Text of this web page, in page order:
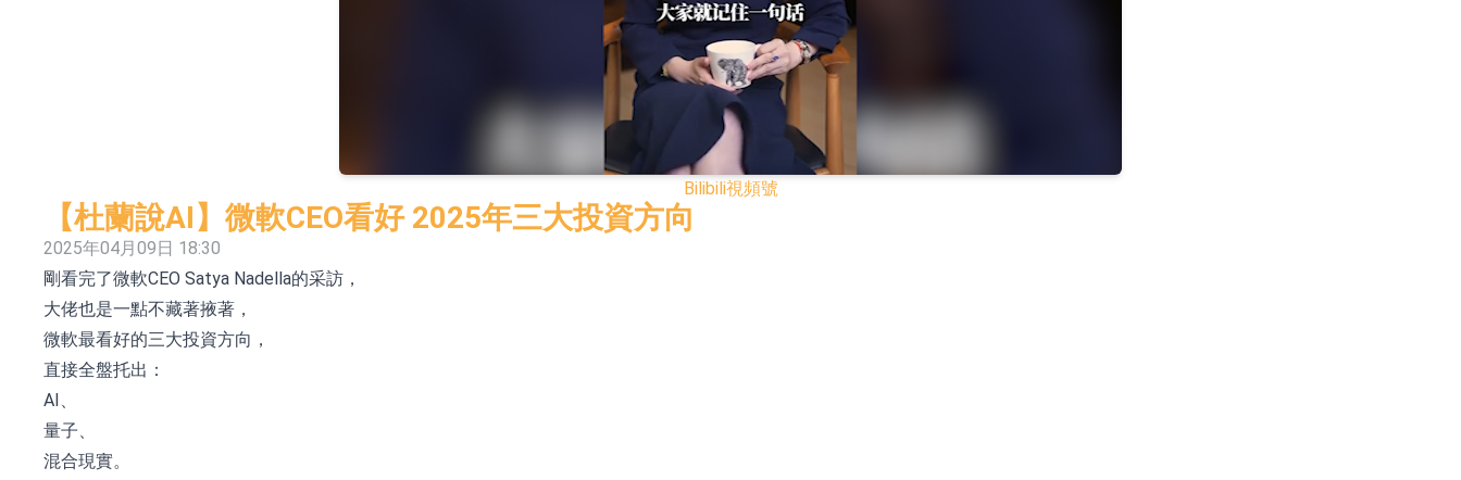
依米康：海外交付以東南亞、中東市場為主 並已取得歐美相關認證
上交所：財通多策略福鑫定期開放靈活配置混合型發起式證券投資基金臨時停牌
上交所：景順長城全球半導體芯片產業股票型證券投資基金臨時停牌
【異動股】港股跌幅榜前十，卡森國際(00496.HK)跌22.40%，九福來(08611.HK)跌21.01%
【異動股】港股漲幅榜前十，拿森科技(02261.HK)漲+75.05%，辰興發展(02286.HK)漲+64.91%
神火股份：新疆神火鋁水轉化率已100%
【異動股】焦炭Ⅲ板塊下挫，陝西黑貓(601015.CN)跌8.38%
浙江證監局對財通證券股份有限公司採取出具警示函措施
山金國際：港股上市工作正常推進中
Bilibili視頻號
【杜蘭說AI】微軟CEO看好 2025年三大投資方向
2025年04月09日 18:30
剛看完了微軟CEO Satya Nadella的采訪，
大佬也是一點不藏著掖著，
微軟最看好的三大投資方向，
直接全盤托出：
AI、
量子、
混合現實。